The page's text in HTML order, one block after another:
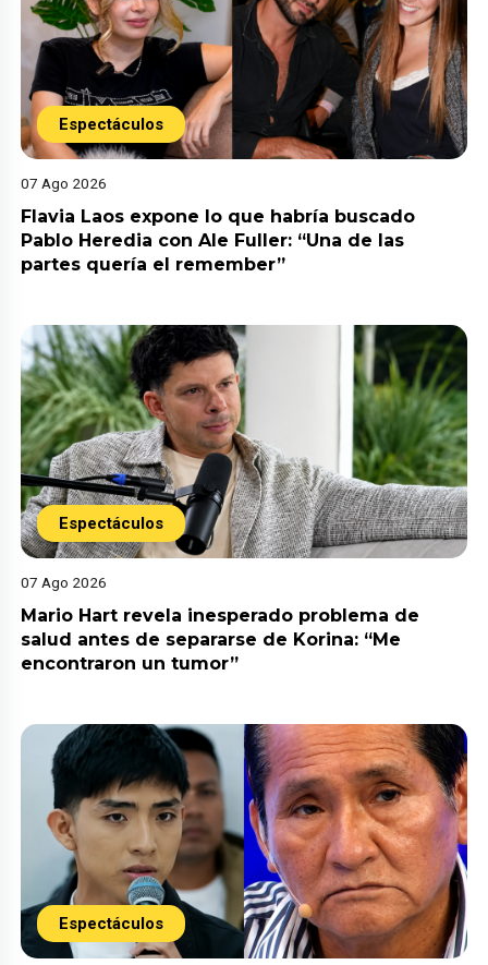
Espectáculos
07 Ago 2026
Flavia Laos expone lo que habría buscado
Pablo Heredia con Ale Fuller: “Una de las
partes quería el remember”
Espectáculos
07 Ago 2026
Mario Hart revela inesperado problema de
salud antes de separarse de Korina: “Me
encontraron un tumor”
Espectáculos